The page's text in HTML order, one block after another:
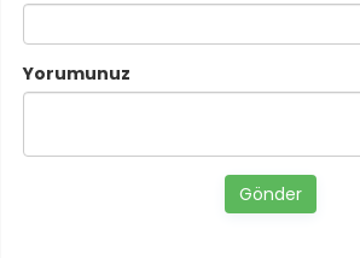
Yorumunuz
Gönder